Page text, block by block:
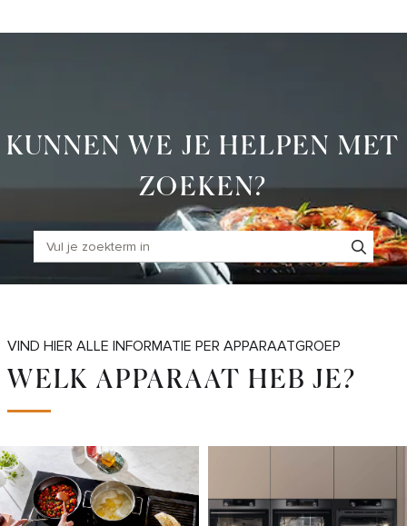
to
KUNNEN WE JE HELPEN MET
ZOEKEN?
VIND HIER ALLE INFORMATIE PER APPARAATGROEP
WELK APPARAAT HEB JE?